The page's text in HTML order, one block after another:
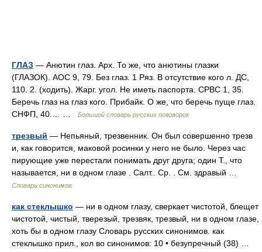
ГЛАЗ — Анютин глаз. Арх. То же, что анютины глазки
(ГЛАЗОК). АОС 9, 79. Без глаз. 1 Ряз. В отсутствие кого л. ДС,
110. 2. (ходить). Жарг. угол. Не иметь паспорта. СРВС 1, 35.
Беречь глаз на глаз кого. Прибайк. О же, что беречь пуще глаз.
СНФП, 40.… …
Большой словарь русских поговорок
трезвый — Непьяный, трезвенник. Он был совершенно трезв
и, как говорится, маковой росинки у него не было. Через час
пирующие уже перестали понимать друг друга; один Т., что
называется, ни в одном глазе . Салт.. Ср. . См. здравый …
Словарь синонимов
как стеклышко — ни в одном глазу, сверкает чистотой, блещет
чистотой, чистый, тверезый, трезвяк, трезвый, ни в одном глазе,
хоть бы в одном глазу Словарь русских синонимов. как
стеклышко прил., кол во синонимов: 10 • безупречный (38) …